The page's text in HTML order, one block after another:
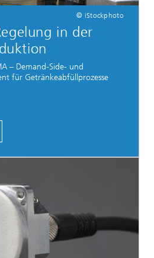
© iStockphoto
in der
– Demand-Side- und
für Getränkeabfüllprozesse